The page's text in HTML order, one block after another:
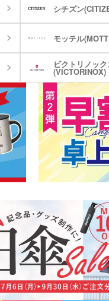
シチズン
モッテル
ビクトリノック
(VICTORINOX)
ギ